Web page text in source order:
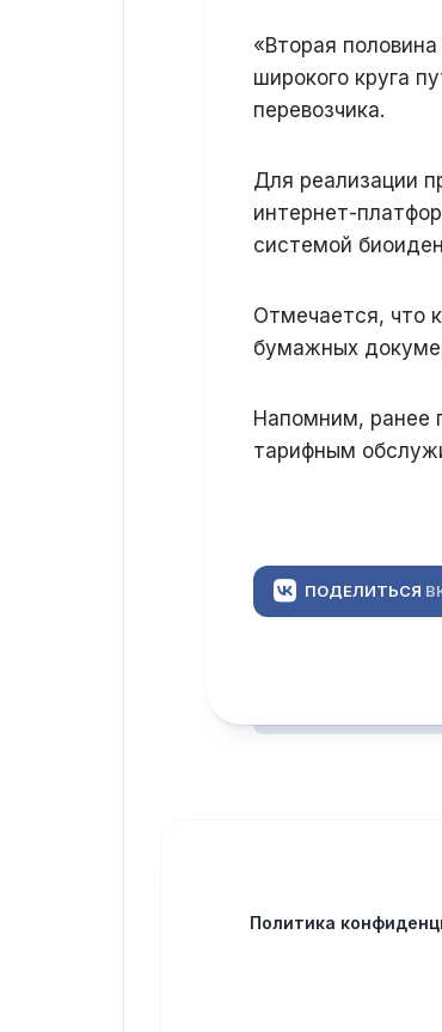
«Вторая
широкого круга
перевозчика.
Для реализации
интернет-
системой
Отмечается, что
бумажных
Напомним, ранее
тарифным
ПОДЕЛИТЬСЯ
Политика